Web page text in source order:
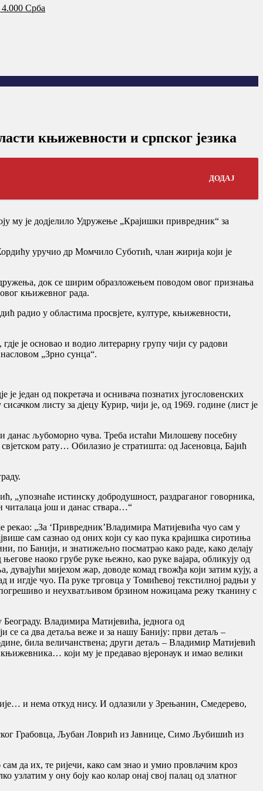
Срба
књижевности и српског језика
ДОДАЈ
му је додјелило Удружење „Крајишки привредник“ за
уручио др Момчило Суботић, члан жирија који је
док се ширим образложењем поводом овог признања
књижевног рада.
радио у областима просвјете, културе, књижевности,
је основао и водио литерарну групу чији су радови
„Зрно сунца“.
један од покретача и оснивача познатих југословенских
листу за дјецу Курир, чији је, од 1969. године (лист је
данас љубоморно чува. Треба истаћи Милошеву посебну
рату… Обилазио је стратишта: од Јасеновца, Бајић
„упознаће истинску добродушност, раздраганог говорника,
читалаца још и данас ствара…“
„За ‘Привредник’Владимира Матијевића чуо сам у
сам сазнао од оних који су као пука крајишка сиротиња
по Банији, и знатижељно посматрао како раде, како делају
наоко грубе руке њежно, као руке вајара, обликују од
дувајући мијехом жар, доводе комад гвожђа који затим кују, а
и игдје чуо. Па руке трговца у Томићевој текстилној радњи у
и неухватљивом брзином ножицама режу тканину с
Владимира Матијевића, једнога од
се са два детаља веже и за нашу Банију: први детаљ –
била величанствена; други детаљ – Владимир Матијевић
који му је предавао вјеронаук и имао велики
и нема откуд нису. И одлазили у Зрењанин, Смедерево,
Грабовца, Љубан Ловрић из Јавнице, Симо Љубишић из
да их, те ријечи, како сам знао и умио провлачим кроз
узлатим у ону боју као колар онај свој палац од златног